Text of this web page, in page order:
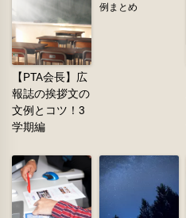
【PTA会長】広
報誌の挨拶文の
文例とコツ！3
学期編
例まとめ